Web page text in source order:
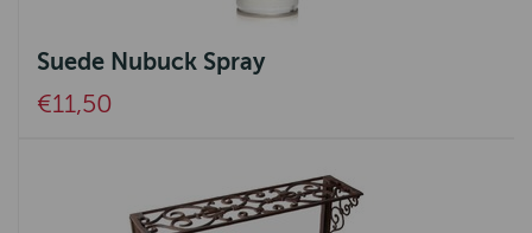
Suede Nubuck Spray
€11,50